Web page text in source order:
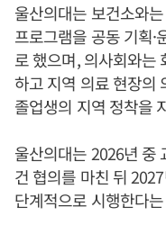
울산의대는 보건소와
프로그램을 공동 기획
로 했으며, 의사회와는
하고 지역 의료 현장의
졸업생의 지역 정착을
울산의대는 2026년 중
건 협의를 마친 뒤
단계적으로 시행한다